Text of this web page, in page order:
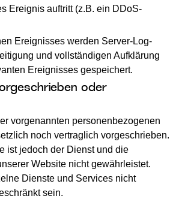
Ereignis auftritt (z.B. ein DDoS-
Ereignisses werden Server-Log-
und vollständigen Aufklärung
Ereignisses gespeichert.
oder
vorgenannten personenbezogenen
noch vertraglich vorgeschrieben.
ist jedoch der Dienst und die
Website nicht gewährleistet.
Dienste und Services nicht
sein.